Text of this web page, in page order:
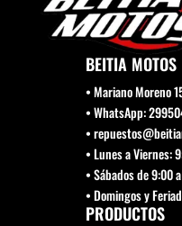
BEITIA MOTOS
• Mariano Moreno
• WhatsApp:
•
• Lunes a Viernes:
• Sábados de 9:00
• Domingos y
PRODUCTOS